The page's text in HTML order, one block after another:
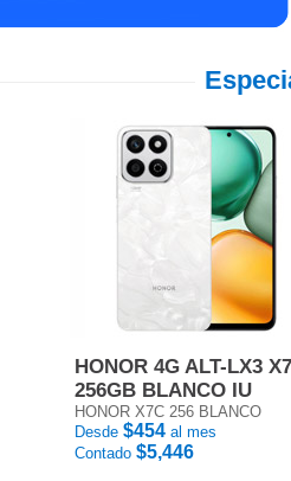
HONOR 4G ALT-LX3
256GB BLANCO IU
HONOR X7C 256 BLANCO
Desde $454 al mes
Contado $5,446